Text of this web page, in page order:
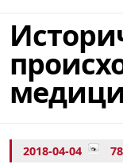
2018-04-04